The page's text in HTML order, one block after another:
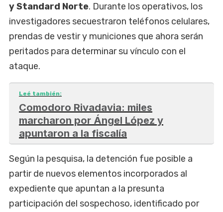
y Standard Norte. Durante los operativos, los
investigadores secuestraron teléfonos celulares,
prendas de vestir y municiones que ahora serán
peritados para determinar su vínculo con el
ataque.
Leé también:
Comodoro Rivadavia: miles
marcharon por Ángel López y
apuntaron a la fiscalía
Según la pesquisa, la detención fue posible a
partir de nuevos elementos incorporados al
expediente que apuntan a la presunta
participación del sospechoso, identificado por